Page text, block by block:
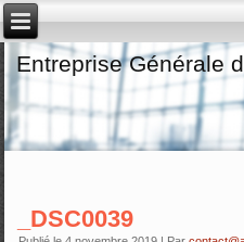
Entreprise Générale
_DSC0039